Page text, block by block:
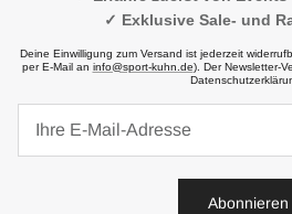
✓ Exklusive Sale- und
Deine Einwilligung zum Versand ist jederzeit
per E-Mail an info@sport-kuhn.de). Der Newsletter-
Abonnieren